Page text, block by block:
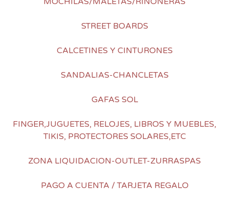
STREET BOARDS
CALCETINES Y CINTURONES
SANDALIAS-CHANCLETAS
GAFAS SOL
FINGER,JUGUETES, RELOJES, LIBROS Y MUEBLES,
TIKIS, PROTECTORES SOLARES,ETC
ZONA LIQUIDACION-OUTLET-ZURRASPAS
PAGO A CUENTA / TARJETA REGALO